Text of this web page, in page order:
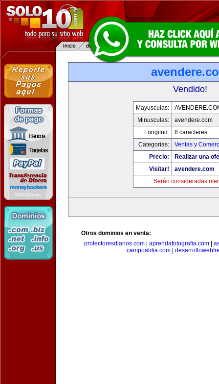
Vendido!
Mayusculas:
Minusculas:
avendere.com
Longitud:
8 caracteres
Categorias:
Ventas y
Precio:
Realizar una
Visitar!
avendere.com
Serán consideradas
Otros dominios en venta:
protectoresdiarios.com
aprendafotografia.com
campoaldia.com